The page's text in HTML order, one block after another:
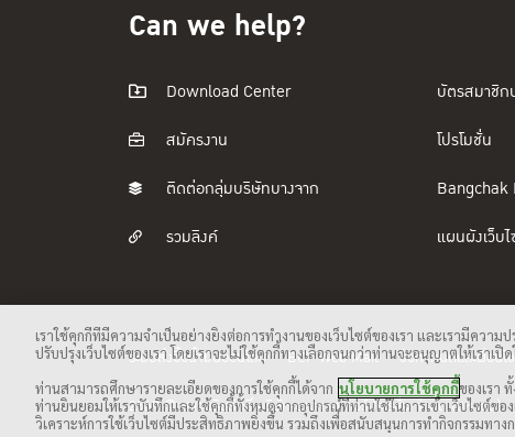
Can we help?
Download Center
สมัครงาน
ติดต่อกลุ่มบริษัทบางจาก
รวมลิงค์
บัตรสมาชิก
โปรโมชั่น
Bangchak
แผนผังเว็บ
2569 © สงวนลิขสิทธิ์ บริษัท บางจาก คอร์ปอเรชั่น จำกัด (มหาชน)
ระบบสั่งซื้อน้ำมันออนไลน์ BCP Web Mail ข้อกำหนดและเงื่อนไข
เราใช้คุกกี้ที่มีความจำเป็นอย่างยิ่งต่อการทำงานของเว็บไซต์ของเรา และเรามีความ
ปรับปรุงเว็บไซต์ของเรา โดยเราจะไม่ใช้คุกกี้ทางเลือกจนกว่าท่านจะอนุญาตให้เราเปิ
ท่านสามารถศึกษารายละเอียดของการใช้คุกกี้ได้จาก นโยบายการใช้คุกกี้ของเรา
ท่านยินยอมให้เราบันทึกและใช้คุกกี้ทั้งหมดจากอุปกรณ์ที่ท่านใช้ในการเข้าเว็บไซต์ขอ
วิเคราะห์การใช้เว็บไซต์มีประสิทธิภาพยิ่งขึ้น รวมถึงเพื่อสนับสนุนการทำกิจกรรมทาง